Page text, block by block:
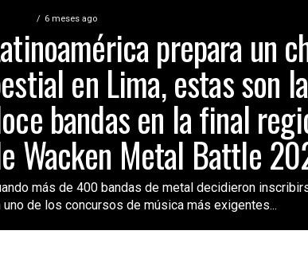
6 meses ago
prepara un
en Lima, estas son
bandas en la final
Wacken Metal Battle
más de 400 bandas de metal decidieron
uno de los concursos de música más exigentes...